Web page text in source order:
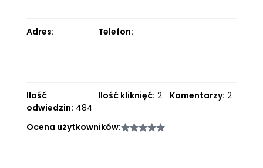
Adres: Telefon:
Ilość
odwiedzin: 484
Ilość kliknięć: 2 Komentarzy: 2
Ocena użytkowników: